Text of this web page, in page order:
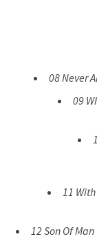
08 Never
09
11
12 Son Of